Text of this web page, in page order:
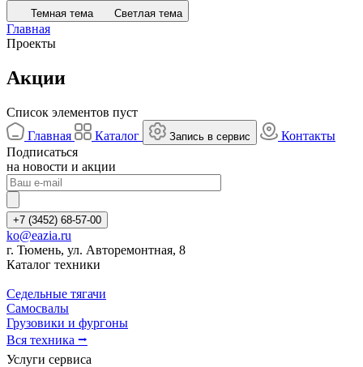
Темная тема Светлая тема
Главная
Проекты
Акции
Список элементов пуст
Главная
Каталог Запись в сервис
Контакты
Подписаться
на новости и акции
+7 (3452) 68-57-00
ko@eazia.ru
г. Тюмень, ул. Авторемонтная, 8
Каталог техники
Седельные тягачи
Самосвалы
Грузовики и фургоны
Вся техника ⭢
Услуги сервиса